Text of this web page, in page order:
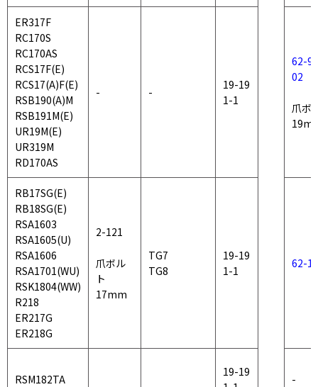
ER317F
RC170S
RC170AS
RCS17F(E)
RCS17(A)F(E)
RSB190(A)M
RSB191M(E)
UR19M(E)
UR319M
RD170AS
- -
19-19
1-1
62-
02
爪ボ
RB17SG(E)
RB18SG(E)
RSA1603
RSA1605(U)
RSA1606
RSA1701(WU)
RSK1804(WW)
R218
ER217G
ER218G
2-121
爪ボル
ト
17mm
TG7
TG8
19-19
1-1
62-
RSM182TA
19-19
-